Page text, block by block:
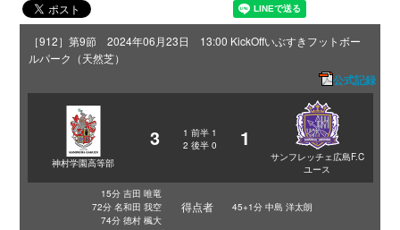
［912］第9節 2024年06月23日 13:00 KickOffいぶすきフットボー
ルパーク（天然芝）
公式記録
神村学園高等部
3 1 前半 1
2 後半 0 1
サンフレッチェ広島F.C
ユース
15分 吉田 唯竜
72分 名和田 我空
74分 徳村 楓大
得点者 45+1分 中島 洋太朗